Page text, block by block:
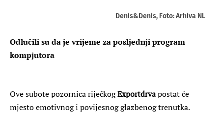
Denis&Denis, Foto: Arhiva NL
Odlučili su da je vrijeme za posljednji program
kompjutora
Ove subote pozornica riječkogExportdrvapostat će
mjesto emotivnog i povijesnog glazbenog trenutka.